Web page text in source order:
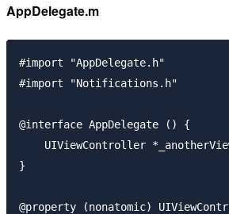
AppDelegate.m
#import "AppDelegate.h"
#import "Notifications.h"
@interface AppDelegate () {
UIViewController
}
@property (nonatomic)